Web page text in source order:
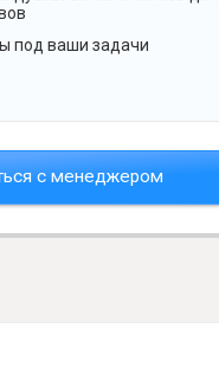
под ваши задачи
с менеджером